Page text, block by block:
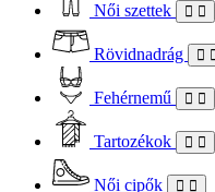
Női szettek
Rövidnadrág
Fehérnemű
Tartozékok
Női cipők